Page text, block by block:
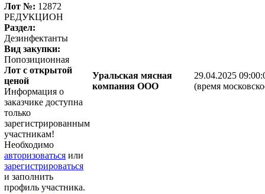
Лот №: 12872
РЕДУКЦИОН
Раздел:
Дезинфектанты
Вид закупки:
Попозиционная
Лот с открытой
ценой
Информация о
заказчике доступна
только
зарегистрированным
участникам!
Необходимо
авторизоваться или
зарегистрироваться
и заполнить
профиль участника.
Уральская мясная
компания ООО
29.04.2025
(время